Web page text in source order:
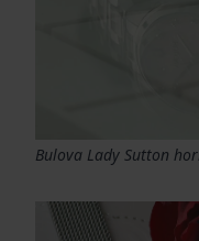
Bulova Lady Sutton